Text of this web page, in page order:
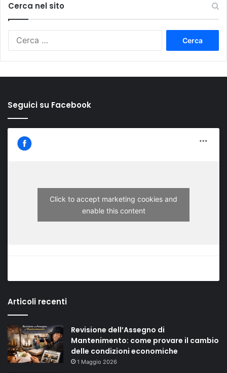
Cerca nel sito
Seguici su Facebook
Click to accept marketing cookies and
enable this content
Articoli recenti
Revisione dell’Assegno di
Mantenimento: come provare il cambio
delle condizioni economiche
1 Maggio 2026